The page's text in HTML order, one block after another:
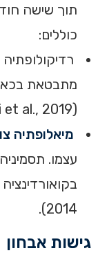
כוללים:
מתבטאת
(Vindigni et al., 2019).
מיאלופתיה
עצמו.
2014).
‏גישות אבחון‏